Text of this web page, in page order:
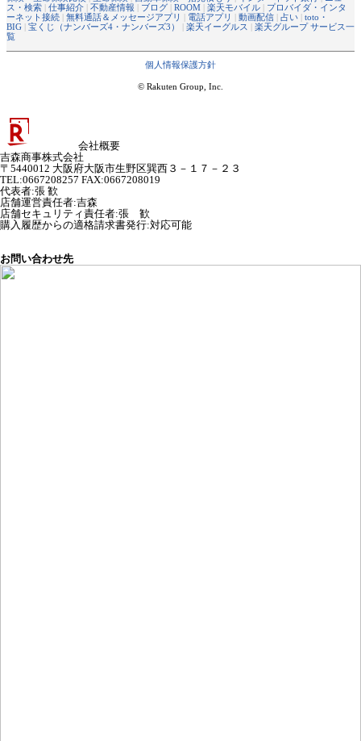
ス・検索 | 仕事紹介 | 不動産情報 | ブログ | ROOM | 楽天モバイル | プロバイダ・インタ
ーネット接続 | 無料通話＆メッセージアプリ | 電話アプリ | 動画配信 | 占い | toto・
BIG | 宝くじ（ナンバーズ4・ナンバーズ3） | 楽天イーグルス | 楽天グループ サービス一
覧
個人情報保護方針
© Rakuten Group, Inc.
会社概要
吉森商事株式会社
〒5440012 大阪府大阪市生野区巽西３－１７－２３
TEL:0667208257 FAX:0667208019
代表者:張 歓
店舗運営責任者:吉森
店舗セキュリティ責任者:張 歓
購入履歴からの適格請求書発行:対応可能
お問い合わせ先